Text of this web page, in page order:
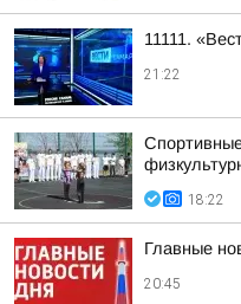
11111.
21:22
18:22
Главные
20:45